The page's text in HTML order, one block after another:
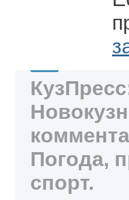
Погода,
спорт.